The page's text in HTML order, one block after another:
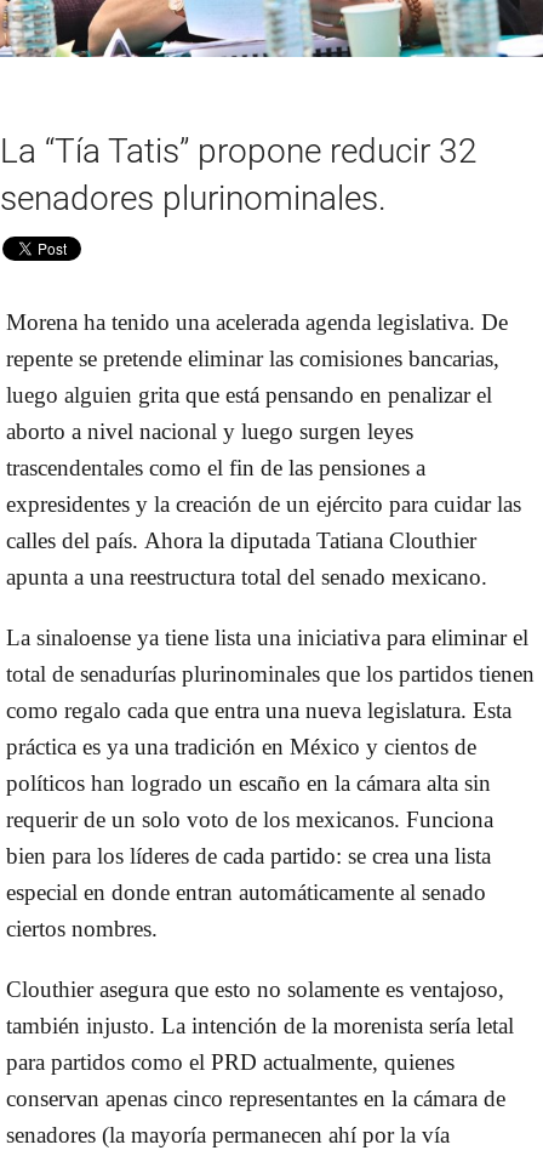
La “Tía Tatis” propone reducir 32
senadores plurinominales.
Morena ha tenido una acelerada agenda legislativa. De
repente se pretende eliminar las comisiones bancarias,
luego alguien grita que está pensando en penalizar el
aborto a nivel nacional y luego surgen leyes
trascendentales como el fin de las pensiones a
expresidentes y la creación de un ejército para cuidar las
calles del país. Ahora la diputada Tatiana Clouthier
apunta a una reestructura total del senado mexicano.
La sinaloense ya tiene lista una iniciativa para eliminar el
total de senadurías plurinominales que los partidos tienen
como regalo cada que entra una nueva legislatura. Esta
práctica es ya una tradición en México y cientos de
políticos han logrado un escaño en la cámara alta sin
requerir de un solo voto de los mexicanos. Funciona
bien para los líderes de cada partido: se crea una lista
especial en donde entran automáticamente al senado
ciertos nombres.
Clouthier asegura que esto no solamente es ventajoso,
también injusto. La intención de la morenista sería letal
para partidos como el PRD actualmente, quienes
conservan apenas cinco representantes en la cámara de
senadores (la mayoría permanecen ahí por la vía